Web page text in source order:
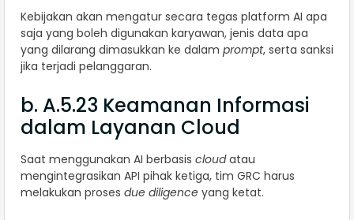
Kebijakan akan mengatur secara tegas platform AI apa
saja yang boleh digunakan karyawan, jenis data apa
yang dilarang dimasukkan ke dalam prompt, serta sanksi
jika terjadi pelanggaran.
b. A.5.23 Keamanan Informasi
dalam Layanan Cloud
Saat menggunakan AI berbasis cloudatau
mengintegrasikan API pihak ketiga, tim GRC harus
melakukan proses due diligence yang ketat.